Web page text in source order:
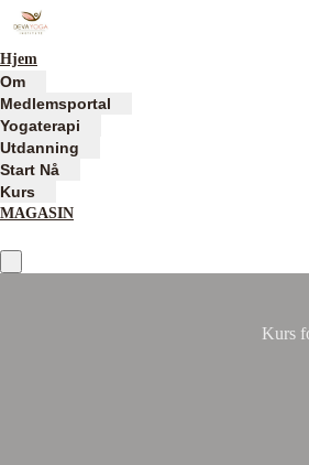
Hjem
Om
Medlemsportal
Yogaterapi
Utdanning
Start Nå
Kurs
MAGASIN
Kurs